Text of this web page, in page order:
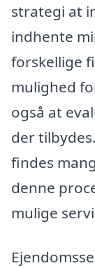
strategi at
indhente
forskellige
mulighed
også at
der
findes
denne
mulige